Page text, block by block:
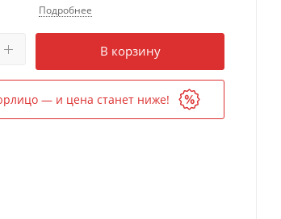
Подробнее
В корзину
— и цена станет ниже!